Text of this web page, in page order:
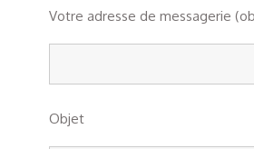
Votre adresse de messagerie
Objet